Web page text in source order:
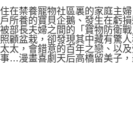
https://aftee.tw/terms/#terms3
３．未成年的使用者請事先徵得法定
「AFTEE先享後付」，若未經同意申
任。
４．使用「AFTEE先享後付」時，將
時審查核予不同之上限額度；若仍有
恩沛科技股份有限公司將有權停止該
宅配
每筆NT$100，滿NT$800(含以上
國家/地區配送
住在禁養寵物社區裏的家庭主
戶所養的寶貝企鵝、發生在虧
被部長夫婦之間的「寶物防衛
照顧盆栽，卻發現其中藏有驚
太太，會錯意的百年之戀、以
事…漫畫喜劇天后高橋留美子，